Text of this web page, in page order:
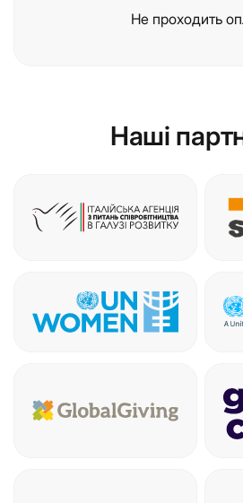
Не проходить
Наші